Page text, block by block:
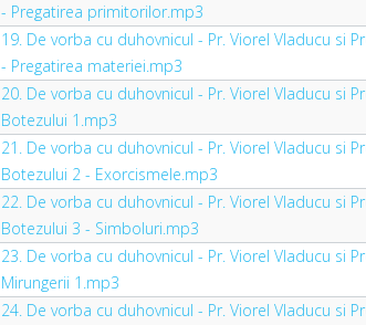
- Pregatirea primitorilor.mp3
19. De vorba cu duhovnicul - Pr. Viorel Vladucu si
- Pregatirea materiei.mp3
20. De vorba cu duhovnicul - Pr. Viorel Vladucu si
Botezului 1.mp3
21. De vorba cu duhovnicul - Pr. Viorel Vladucu si
Botezului 2 - Exorcismele.mp3
22. De vorba cu duhovnicul - Pr. Viorel Vladucu si
Botezului 3 - Simboluri.mp3
23. De vorba cu duhovnicul - Pr. Viorel Vladucu si
Mirungerii 1.mp3
24. De vorba cu duhovnicul - Pr. Viorel Vladucu si